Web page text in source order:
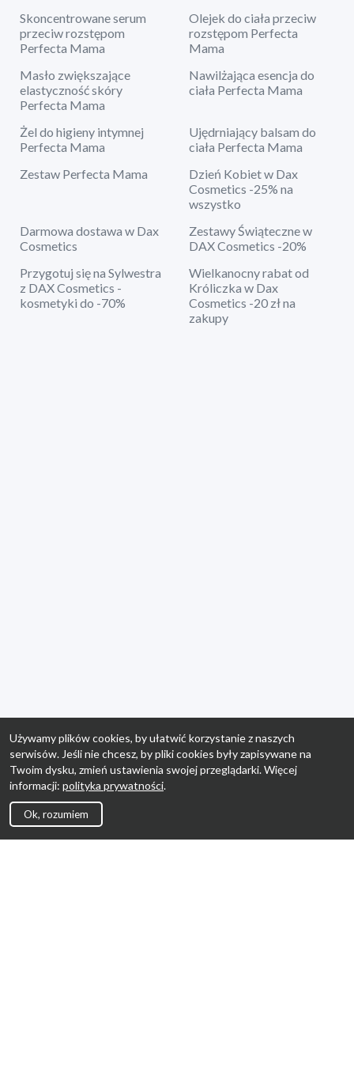
Skoncentrowane serum
przeciw rozstępom
Perfecta Mama
Olejek do ciała przeciw
rozstępom Perfecta
Mama
Masło zwiększające
elastyczność skóry
Perfecta Mama
Nawilżająca esencja do
ciała Perfecta Mama
Żel do higieny intymnej
Perfecta Mama
Ujędrniający balsam do
ciała Perfecta Mama
Zestaw Perfecta Mama
Dzień Kobiet w Dax
Cosmetics -25% na
wszystko
Darmowa dostawa w Dax
Cosmetics
Zestawy Świąteczne w
DAX Cosmetics -20%
Przygotuj się na Sylwestra
z DAX Cosmetics -
kosmetyki do -70%
Wielkanocny rabat od
Króliczka w Dax
Cosmetics -20 zł na
zakupy
Używamy plików cookies, by ułatwić korzystanie z naszych
serwisów. Jeśli nie chcesz, by pliki cookies były zapisywane na
Twoim dysku, zmień ustawienia swojej przeglądarki. Więcej
informacji: polityka prywatności.
Ok, rozumiem